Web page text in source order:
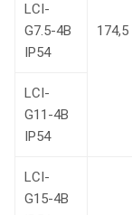
174,5
LCI-
G7.5-4B
IP54
LCI-
G11-4B
IP54
LCI-
G15-4B